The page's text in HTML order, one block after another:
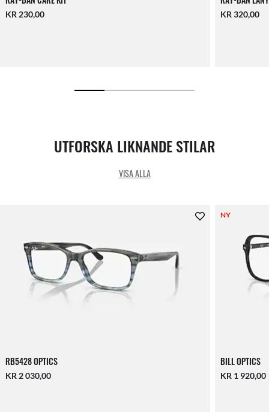
KR 230,00 KR 320,00
UTFORSKA LIKNANDE STILAR
VISA ALLA
RB5428 OPTICS
KR 2 030,00
NY
BILL OPTICS
KR 1 920,00